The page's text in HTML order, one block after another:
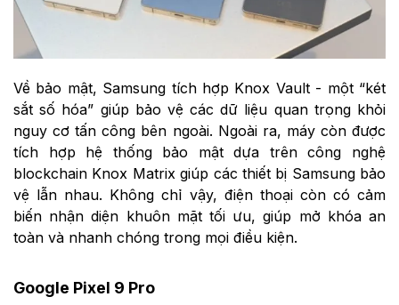
Về bảo mật, Samsung tích hợp Knox Vault - một “két
sắt số hóa” giúp bảo vệ các dữ liệu quan trọng khỏi
nguy cơ tấn công bên ngoài. Ngoài ra, máy còn được
tích hợp hệ thống bảo mật dựa trên công nghệ
blockchain Knox Matrix giúp các thiết bị Samsung bảo
vệ lẫn nhau. Không chỉ vậy, điện thoại còn có cảm
biến nhận diện khuôn mặt tối ưu, giúp mở khóa an
toàn và nhanh chóng trong mọi điều kiện.
Google Pixel 9 Pro